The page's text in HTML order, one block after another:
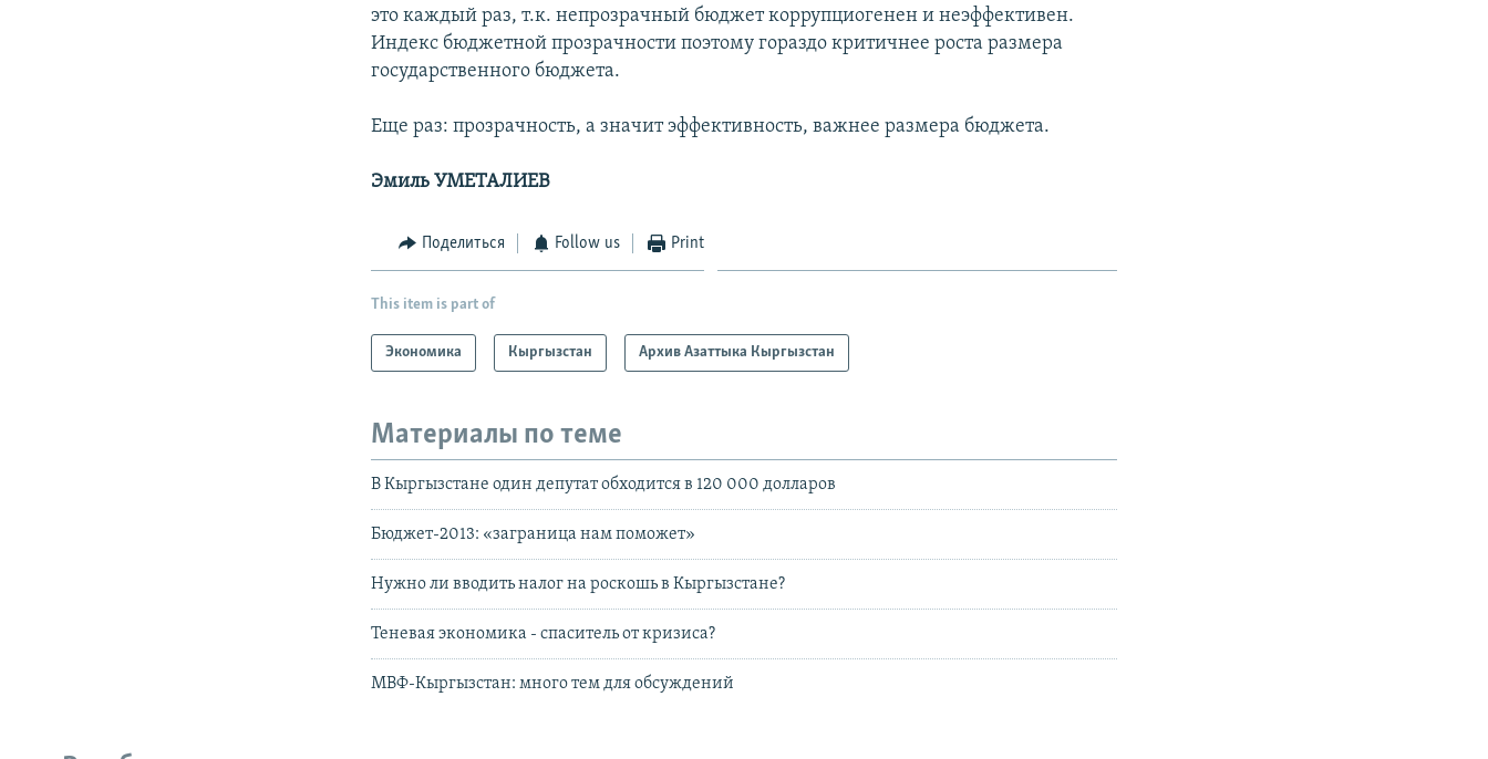
это каждый раз, т.к. непрозрачный бюджет коррупциогенен и неэффективен.
Индекс бюджетной прозрачности поэтому гораздо критичнее роста размера
государственного бюджета.
Еще раз: прозрачность, а значит эффективность, важнее размера бюджета.
Эмиль УМЕТАЛИЕВ
Поделиться Follow us Print
This item is part of
Экономика Кыргызстан Архив Азаттыка Кыргызстан
Материалы по теме
В Кыргызстане один депутат обходится в 120 000 долларов
Бюджет-2013: «заграница нам поможет»
Нужно ли вводить налог на роскошь в Кыргызстане?
Теневая экономика - спаситель от кризиса?
МВФ-Кыргызстан: много тем для обсуждений